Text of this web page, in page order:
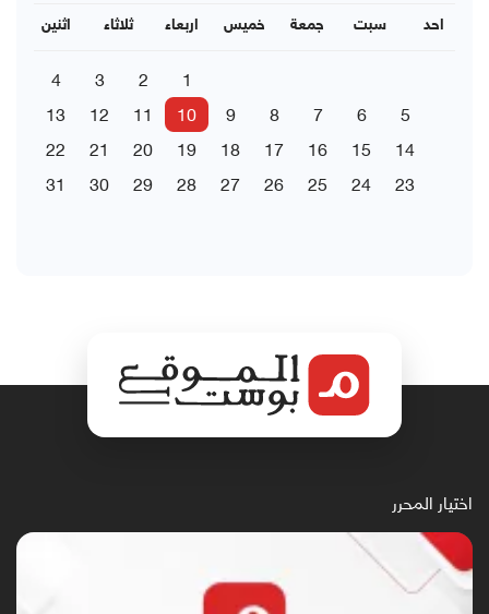
اثنين ثلاثاء اربعاء خميس جمعة سبت احد
1
2
3
4
5
6
7
8
9
10
11
12
13
14
15
16
17
18
19
20
21
22
23
24
25
26
27
28
29
30
31
اختيار المحرر